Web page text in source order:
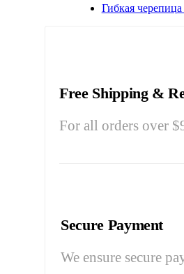
Гибкая
Free Shipping &
For all orders over
Secure Payment
We ensure secure